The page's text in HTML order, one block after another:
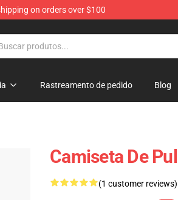
on orders over $100
Rastreamento de pedido Blog
Camiseta De
(1 customer reviews)